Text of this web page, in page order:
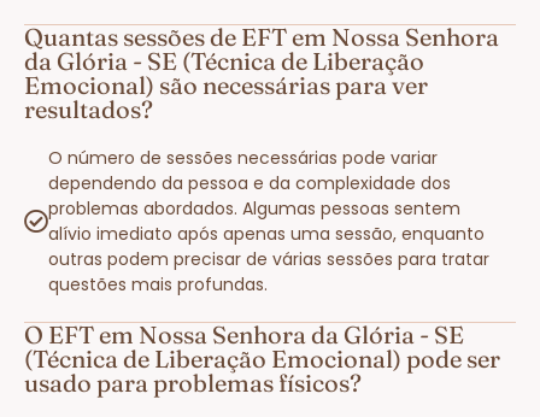
Quantas sessões de EFT em Nossa Senhora
da Glória - SE (Técnica de Liberação
Emocional) são necessárias para ver
resultados?
O número de sessões necessárias pode variar
dependendo da pessoa e da complexidade dos
problemas abordados. Algumas pessoas sentem
alívio imediato após apenas uma sessão, enquanto
outras podem precisar de várias sessões para tratar
questões mais profundas.
O EFT em Nossa Senhora da Glória - SE
(Técnica de Liberação Emocional) pode ser
usado para problemas físicos?